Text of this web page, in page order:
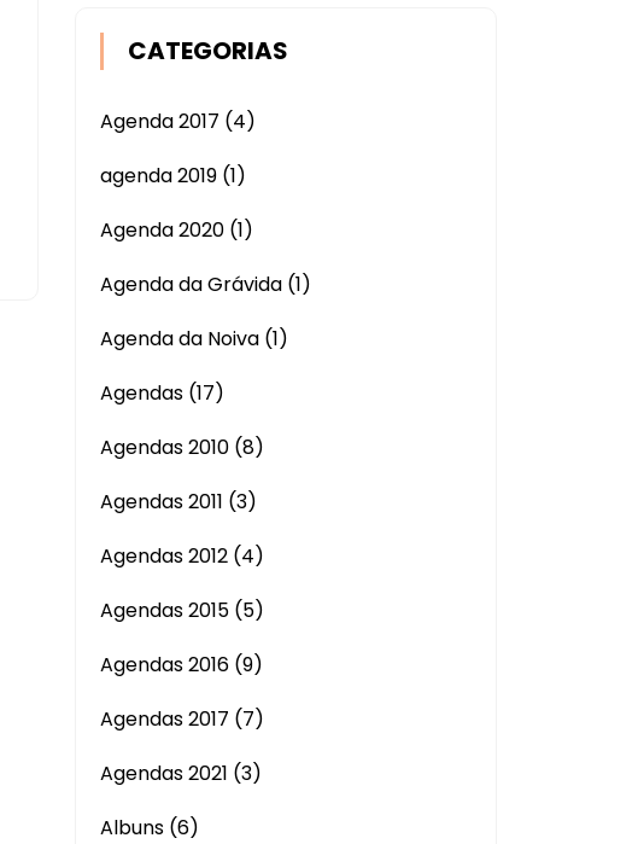
CATEGORIAS
Agenda 2017 (4)
agenda 2019 (1)
Agenda 2020 (1)
Agenda da Grávida (1)
Agenda da Noiva (1)
Agendas (17)
Agendas 2010 (8)
Agendas 2011 (3)
Agendas 2012 (4)
Agendas 2015 (5)
Agendas 2016 (9)
Agendas 2017 (7)
Agendas 2021 (3)
Albuns (6)